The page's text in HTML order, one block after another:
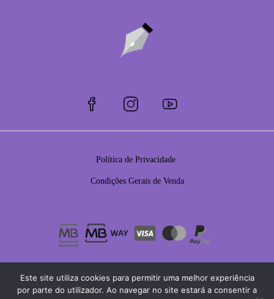
Política de Privacidade
Condições Gerais de Venda
Este site utiliza cookies para permitir uma melhor experiência
por parte do utilizador. Ao navegar no site estará a consentir a